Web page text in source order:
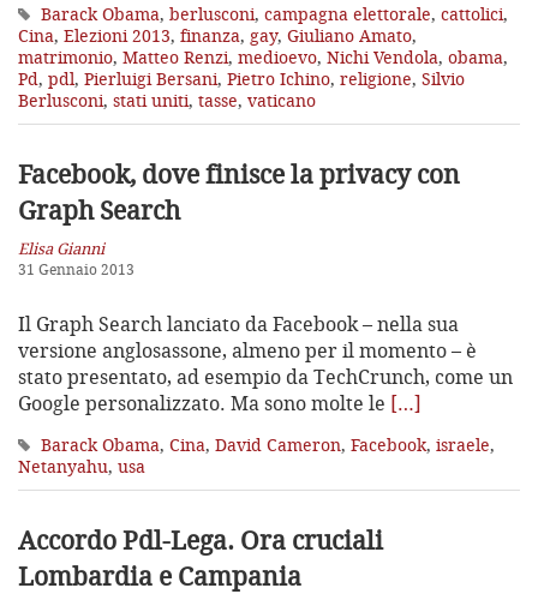
Barack Obama, berlusconi, campagna elettorale, cattolici,
Cina, Elezioni 2013, finanza, gay, Giuliano Amato,
matrimonio, Matteo Renzi, medioevo, Nichi Vendola, obama,
Pd, pdl, Pierluigi Bersani, Pietro Ichino, religione, Silvio
Berlusconi, stati uniti, tasse, vaticano
Facebook, dove finisce la privacy con
Graph Search
Elisa Gianni
31 Gennaio 2013
Il Graph Search lanciato da Facebook – nella sua
versione anglosassone, almeno per il momento – è
stato presentato, ad esempio da TechCrunch, come un
Google personalizzato. Ma sono molte le […]
Barack Obama, Cina, David Cameron, Facebook, israele,
Netanyahu, usa
Accordo Pdl-Lega. Ora cruciali
Lombardia e Campania